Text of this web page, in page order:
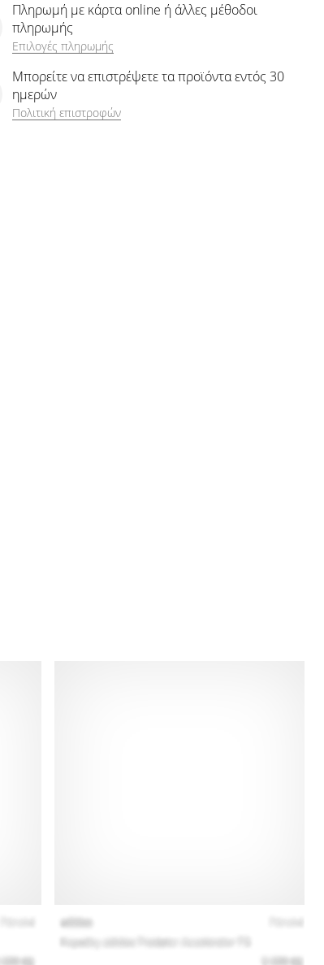
Πληρωμή με κάρτα online ή άλλες μέθοδοι
πληρωμής
Επιλογές πληρωμής
Μπορείτε να επιστρέψετε τα προϊόντα εντός 30
ημερών
Πολιτική επιστροφών